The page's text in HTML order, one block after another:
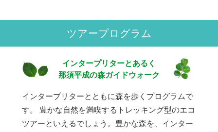
ツアープログラム
インタープリターとあるく
那須平成の森ガイドウォーク
インタープリターとともに森を歩くプログラムで
す。
豊かな自然を満喫するトレッキング型のエコ
ツアーといえるでしょう。豊かな森を、インター